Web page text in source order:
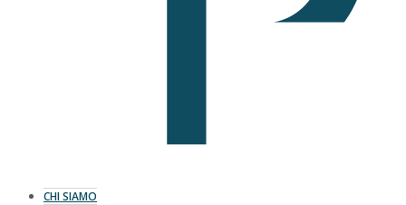
CHI SIAMO